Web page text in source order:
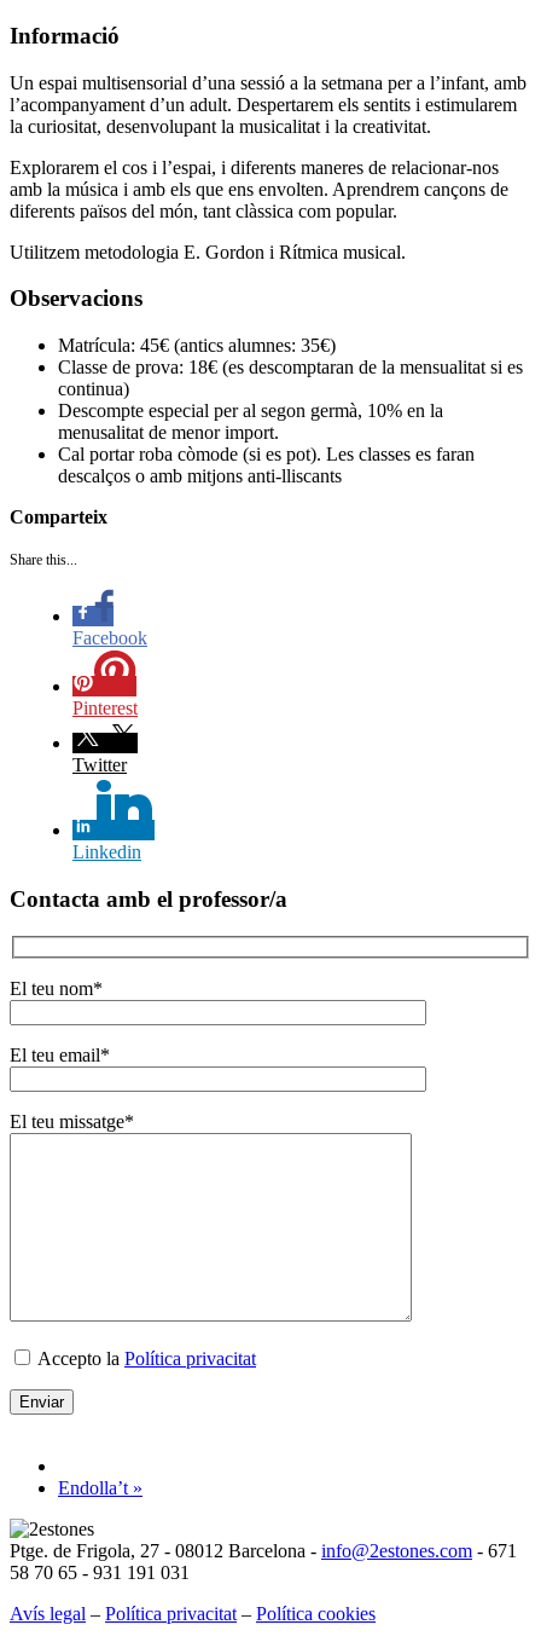
Informació
Un espai multisensorial d’una sessió a la setmana per a l’infant, amb
l’acompanyament d’un adult. Despertarem els sentits i estimularem
la curiositat, desenvolupant la musicalitat i la creativitat.
Explorarem el cos i l’espai, i diferents maneres de relacionar-nos
amb la música i amb els que ens envolten. Aprendrem cançons de
diferents països del món, tant clàssica com popular.
Utilitzem metodologia E. Gordon i Rítmica musical.
Observacions
Matrícula: 45€ (antics alumnes: 35€)
Classe de prova: 18€ (es descomptaran de la mensualitat si es
continua)
Descompte especial per al segon germà, 10% en la
menusalitat de menor import.
Cal portar roba còmode (si es pot). Les classes es faran
descalços o amb mitjons anti-lliscants
Comparteix
Share this...
Facebook
Pinterest
Twitter
Linkedin
Contacta amb el professor/a
El teu nom*
El teu email*
El teu missatge*
Accepto la Política privacitat
aquest
camp
Endolla’t »
Ptge. de Frigola, 27 - 08012 Barcelona - info@2estones.com - 671
58 70 65 - 931 191 031
Avís legal – Política privacitat – Política cookies